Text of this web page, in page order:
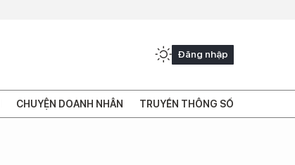
Đăng nhập
CHUYỆN DOANH NHÂN TRUYỀN THÔNG SỐ